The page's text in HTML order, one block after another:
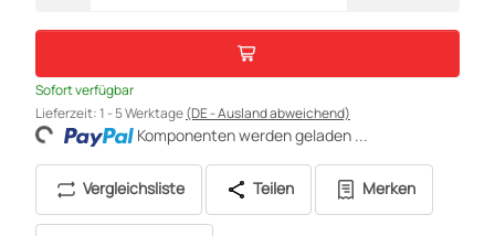
Sofort verfügbar
Lieferzeit:1 - 5 Werktage(DE - Ausland abweichend)
Komponenten werden geladen ...
Vergleichsliste Teilen Merken